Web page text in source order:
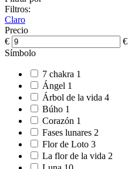
Filtros:
Claro
Precio
€
€
Símbolo
7 chakra 1
Ángel 1
Árbol de la vida 4
Búho 1
Corazón 1
Fases lunares 2
Flor de Loto 3
La flor de la vida 2